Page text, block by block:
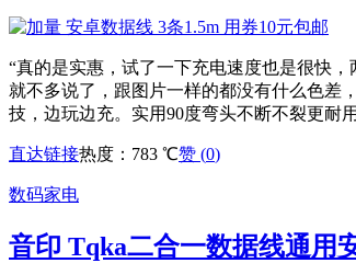
“真的是实惠，试了一下充电速度也是很快
就不多说了，跟图片一样的都没有什么色差
技，边玩边充。实用90度弯头不断不裂更耐
直达链接热度：783 ℃赞 (0)
数码家电
音印 Tqka二合一数据线通用